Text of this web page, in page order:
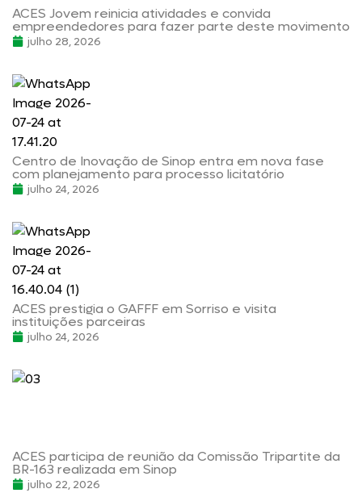
ACES Jovem reinicia atividades e convida
empreendedores para fazer parte deste movimento
julho 28, 2026
Centro de Inovação de Sinop entra em nova fase
com planejamento para processo licitatório
julho 24, 2026
ACES prestigia o GAFFF em Sorriso e visita
instituições parceiras
julho 24, 2026
ACES participa de reunião da Comissão Tripartite da
BR-163 realizada em Sinop
julho 22, 2026